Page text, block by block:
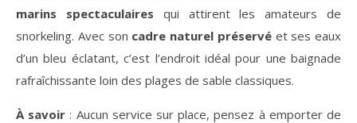
marins spectaculaires qui attirent les amateurs de
snorkeling. Avec son cadre naturel préservéet ses eaux
d’un bleu éclatant, c’est l’endroit idéal pour une baignade
rafraîchissante loin des plages de sable classiques.
À savoir : Aucun service sur place, pensez à emporter de